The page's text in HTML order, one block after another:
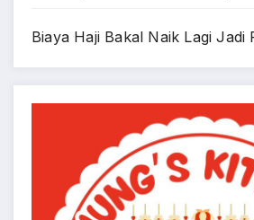
Biaya Haji Bakal Naik Lagi Jadi